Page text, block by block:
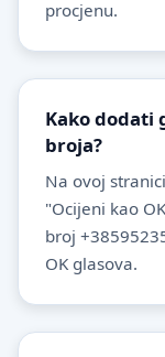
procjenu.
Kako dodati
broja?
Na ovoj
"Ocijeni kao
broj
OK glasova.